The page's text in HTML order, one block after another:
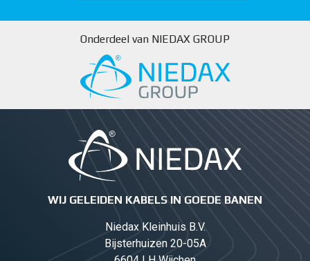
Onderdeel van NIEDAX GROUP
WIJ GELEIDEN KABELS IN GOEDE BANEN
Niedax Kleinhuis B.V.
Bijsterhuizen 20-05A